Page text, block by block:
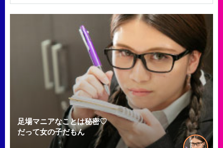
足場マニアなことは秘密♡
だって女の子だもん